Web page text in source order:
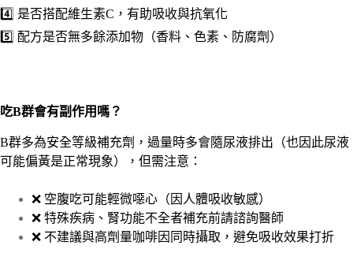
4️⃣ 是否搭配維生素C，有助吸收與抗氧化
5️⃣ 配方是否無多餘添加物（香料、色素、防腐劑）
吃B群會有副作用嗎？
B群多為安全等級補充劑，過量時多會隨尿液排出（也因此尿液
可能偏黃是正常現象），但需注意：
❌ 空腹吃可能輕微噁心（因人體吸收敏感）
❌ 特殊疾病、腎功能不全者補充前請諮詢醫師
❌ 不建議與高劑量咖啡因同時攝取，避免吸收效果打折